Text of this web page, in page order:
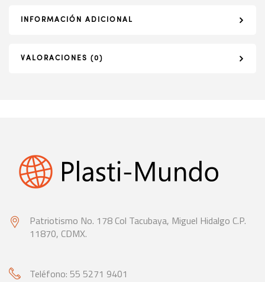
INFORMACIÓN ADICIONAL
VALORACIONES (0)
Patriotismo No. 178 Col Tacubaya, Miguel Hidalgo C.P.
11870, CDMX.
Teléfono: 55 5271 9401